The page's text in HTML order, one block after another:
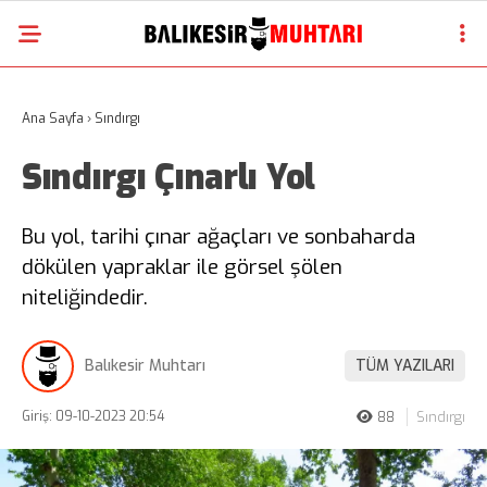
Ana Sayfa › Sındırgı
Sındırgı Çınarlı Yol
Bu yol, tarihi çınar ağaçları ve sonbaharda
dökülen yapraklar ile görsel şölen
niteliğindedir.
Balıkesir Muhtarı TÜM YAZILARI
Giriş: 09-10-2023 20:54 88 Sındırgı